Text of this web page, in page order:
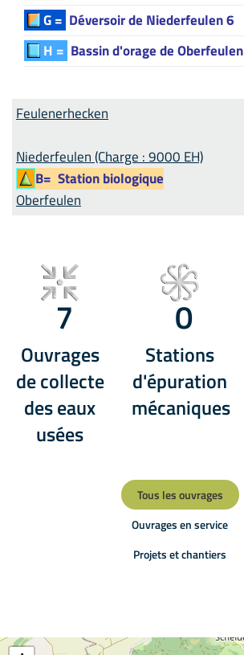
G = Déversoir de Niederfeulen 6
H = Bassin d'orage de Oberfeulen
Feulenerhecken
Niederfeulen (Charge : 9000 EH)
B= Station biologique
Oberfeulen
7
Ouvrages
de collecte
des eaux
usées
0
Stations
d'épuration
mécaniques
Tous les ouvrages
Ouvrages en service
Projets et chantiers